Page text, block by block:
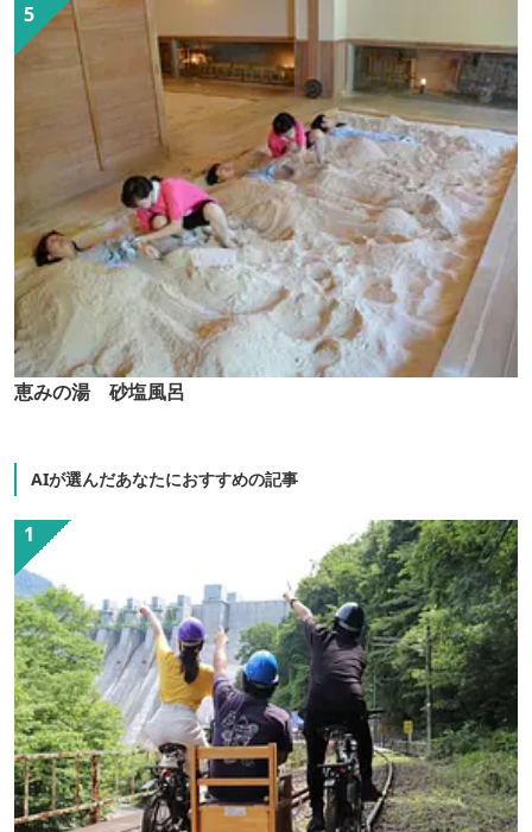
恵みの湯 砂塩風呂
AIが選んだあなたにおすすめの記事